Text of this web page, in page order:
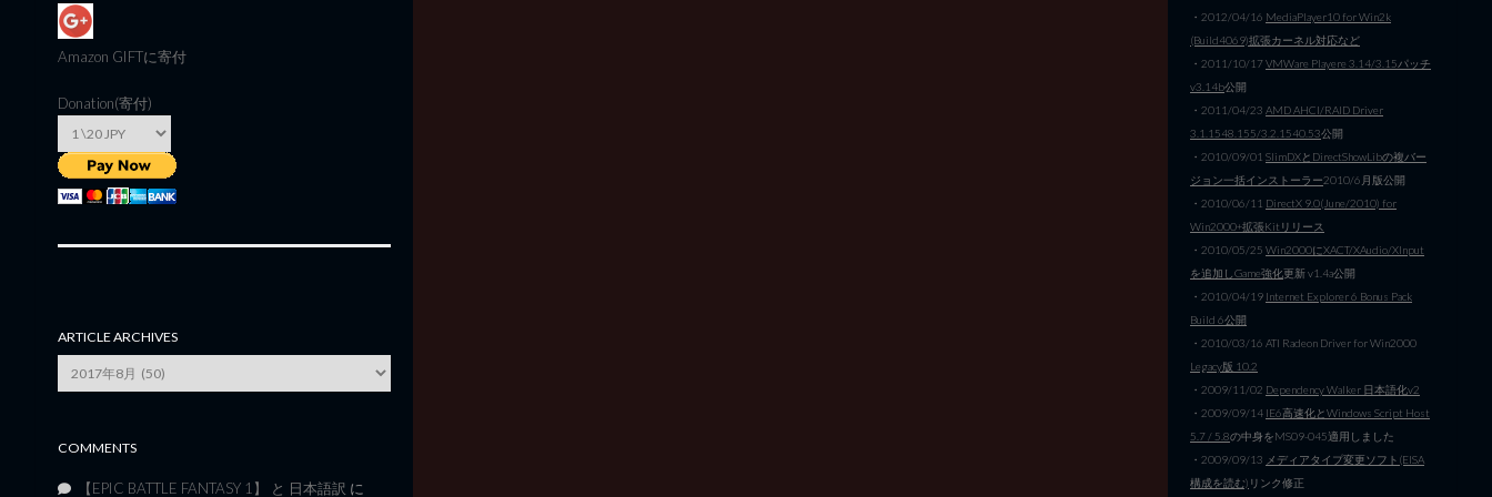
Amazon GIFTに寄付
Donation(寄付)
ARTICLE ARCHIVES
Archives
COMMENTS
【EPIC BATTLE FANTASY 1】 と 日本語訳 に
・2012/04/16 MediaPlayer10 for Win2k
(Build4069)拡張カーネル対応など
・2011/10/17VMWare Playere 3.14/3.15パッチ
v3.14b公開
・2011/04/23 AMD AHCI/RAID Driver
3.1.1548.155/3.2.1540.53公開
・2010/09/01 SlimDXとDirectShowLibの複バー
ジョン一括インストーラー2010/6月版公開
・2010/06/11 DirectX 9.0(June/2010) for
Win2000+拡張Kitリリース
・2010/05/25 Win2000にXACT/XAudio/XInput
を追加しGame強化更新 v1.4a公開
・2010/04/19 Internet Explorer 6 Bonus Pack
Build 6公開
・2010/03/16 ATI Radeon Driver for Win2000
Legacy版 10.2
・2009/11/02 Dependency Walker 日本語化v2
・2009/09/14 IE6高速化とWindows Script Host
5.7 / 5.8の中身をMS09-045適用しました
・2009/09/13 メディアタイプ変更ソフト(EISA
構成を読む) リンク修正